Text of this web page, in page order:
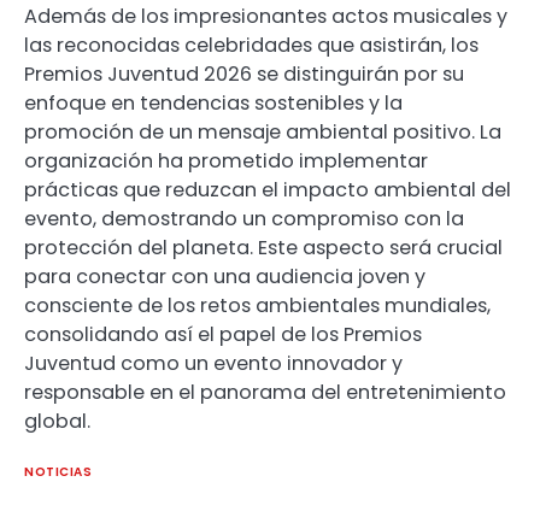
Además de los impresionantes actos musicales y
las reconocidas celebridades que asistirán, los
Premios Juventud 2026 se distinguirán por su
enfoque en tendencias sostenibles y la
promoción de un mensaje ambiental positivo. La
organización ha prometido implementar
prácticas que reduzcan el impacto ambiental del
evento, demostrando un compromiso con la
protección del planeta. Este aspecto será crucial
para conectar con una audiencia joven y
consciente de los retos ambientales mundiales,
consolidando así el papel de los Premios
Juventud como un evento innovador y
responsable en el panorama del entretenimiento
global.
NOTICIAS